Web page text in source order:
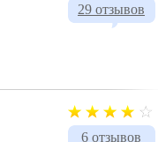
29 отзывов
6 отзывов